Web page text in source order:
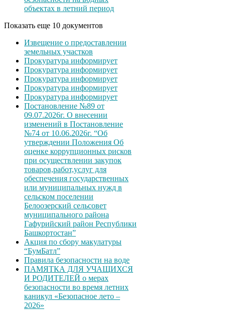
объектах в летний период
Показать еще 10 документов
Извещение о предоставлении
земельных участков
Прокуратура информирует
Прокуратура информирует
Прокуратура информирует
Прокуратура информирует
Прокуратура информирует
Постановление №89 от
09.07.2026г. О внесении
изменений в Постановление
№74 от 10.06.2026г. “Об
утверждении Положения Об
оценке коррупционных рисков
при осуществлении закупок
товаров,работ,услуг для
обеспечения государственных
или муниципальных нужд в
сельском поселении
Белоозерский сельсовет
муниципального района
Гафурийский район Республики
Башкортостан”
Акция по сбору макулатуры
“БумБатл”
Правила безопасности на воде
ПАМЯТКА ДЛЯ УЧАЩИХСЯ
И РОДИТЕЛЕЙ о мерах
безопасности во время летних
каникул «Безопасное лето –
2026»